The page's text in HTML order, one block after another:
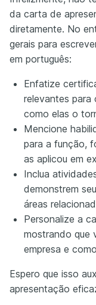
da carta de
diretamente. No
gerais para
em português:
Enfatize
relevantes
como elas o
Mencione
para a função,
as aplicou em
Inclua
demonstrem
áreas
Personalize a
mostrando que
empresa e
Espero que isso
apresentação